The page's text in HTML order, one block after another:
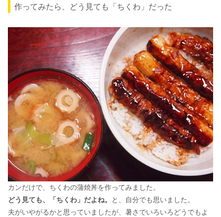
作ってみたら、どう見ても「ちくわ」だった
カンだけで、ちくわの蒲焼丼を作ってみました。
どう見ても、「ちくわ」だよね。
と、自分でも思いました。
夫がいやがるかと思っていましたが、暑さでいろいろどうでもよ